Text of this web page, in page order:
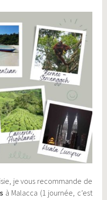
je vous recommande de
à Malacca (1 journée, c’est